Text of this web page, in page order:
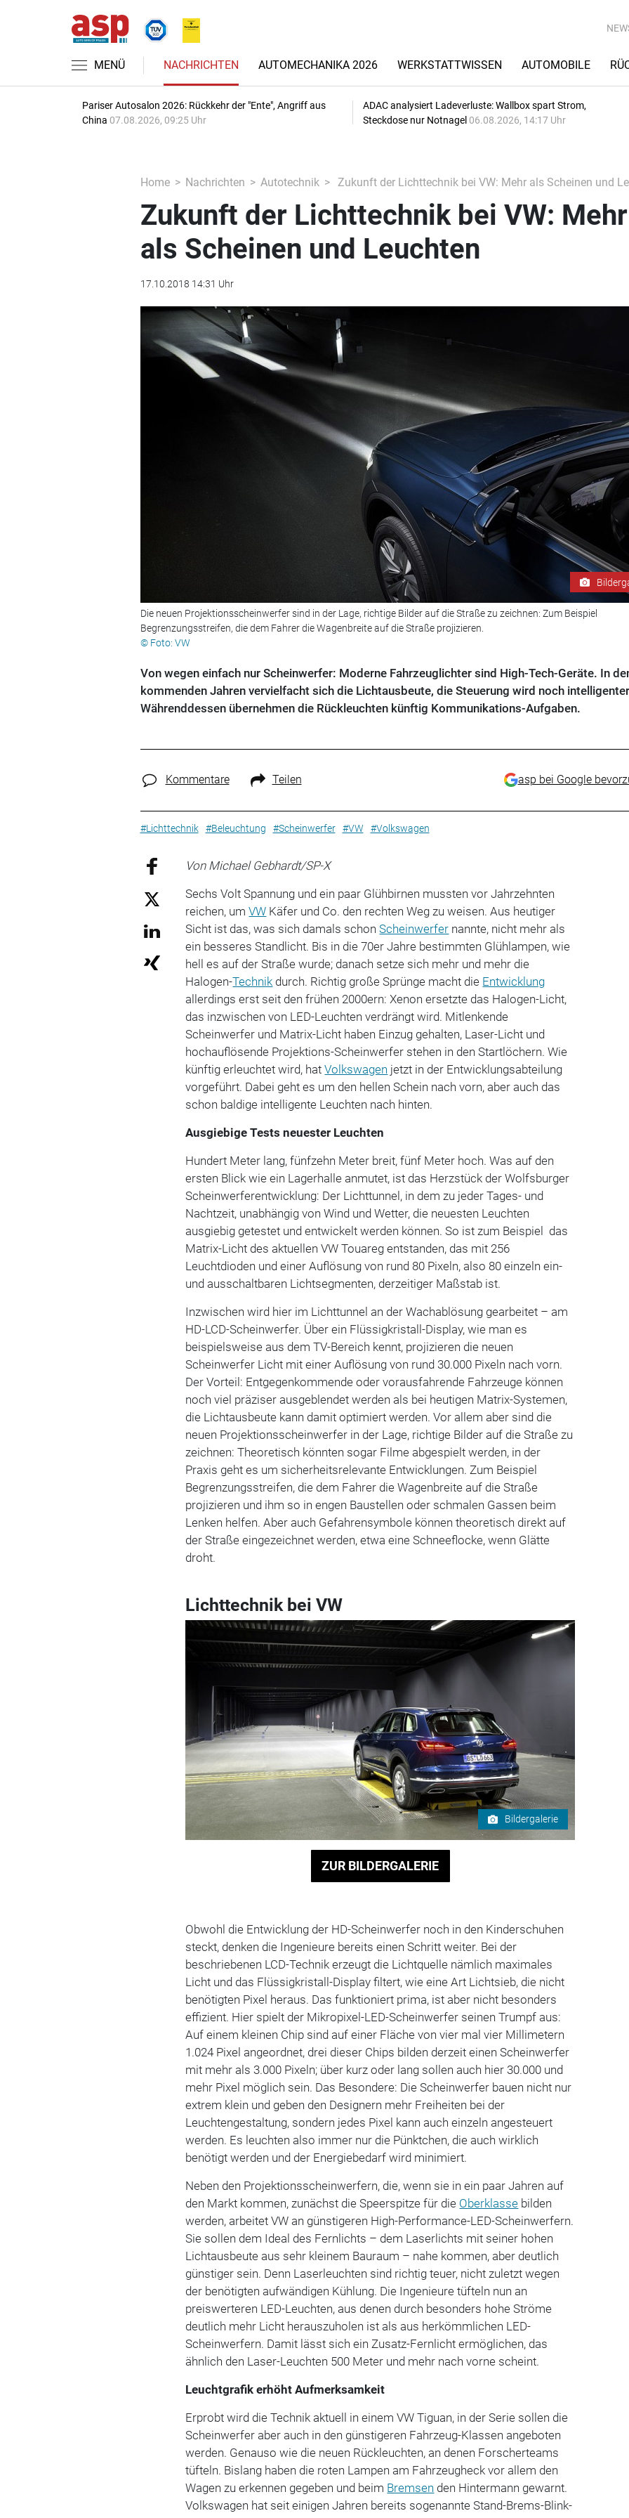
MENÜ NACHRICHTEN AUTOMECHANIKA 2026 WERKSTATTWISSEN AUTOMOBILE
Pariser Autosalon 2026: Rückkehr der "Ente", Angriff aus
China 07.08.2026, 09:25 Uhr
ADAC analysiert Ladeverluste: Wallbox spart Strom,
Steckdose nur Notnagel 06.08.2026, 14:17 Uhr
Home Nachrichten Autotechnik Zukunft der Lichttechnik bei VW: Mehr als Scheinen und
Zukunft der Lichttechnik bei VW: Mehr
als Scheinen und Leuchten
17.10.2018 14:31 Uhr
Die neuen Projektionsscheinwerfer sind in der Lage, richtige Bilder auf die Straße zu zeichnen: Zum Beispiel
Begrenzungsstreifen, die dem Fahrer die Wagenbreite auf die Straße projizieren.
© Foto: VW
Von wegen einfach nur Scheinwerfer: Moderne Fahrzeuglichter sind High-Tech-Geräte. In
kommenden Jahren vervielfacht sich die Lichtausbeute, die Steuerung wird noch
Währenddessen übernehmen die Rückleuchten künftig Kommunikations-Aufgaben.
Kommentare Teilen asp bei Google
#Lichttechnik #Beleuchtung #Scheinwerfer #VW #Volkswagen
Von Michael Gebhardt/SP-X
Sechs Volt Spannung und ein paar Glühbirnen mussten vor Jahrzehnten
reichen, umVW Käfer und Co. den rechten Weg zu weisen. Aus heutiger
Sicht ist das, was sich damals schonScheinwerfer nannte, nicht mehr als
ein besseres Standlicht. Bis in die 70er Jahre bestimmten Glühlampen, wie
hell es auf der Straße wurde; danach setze sich mehr und mehr die
Halogen-Technik durch. Richtig große Sprünge macht die Entwicklung
allerdings erst seit den frühen 2000ern: Xenon ersetzte das Halogen-Licht,
das inzwischen von LED-Leuchten verdrängt wird. Mitlenkende
Scheinwerfer und Matrix-Licht haben Einzug gehalten, Laser-Licht und
hochauflösende Projektions-Scheinwerfer stehen in den Startlöchern. Wie
künftig erleuchtet wird, hatVolkswagen jetzt in der Entwicklungsabteilung
vorgeführt. Dabei geht es um den hellen Schein nach vorn, aber auch das
schon baldige intelligente Leuchten nach hinten.
Ausgiebige Tests neuester Leuchten
Hundert Meter lang, fünfzehn Meter breit, fünf Meter hoch. Was auf den
ersten Blick wie ein Lagerhalle anmutet, ist das Herzstück der Wolfsburger
Scheinwerferentwicklung: Der Lichttunnel, in dem zu jeder Tages- und
Nachtzeit, unabhängig von Wind und Wetter, die neuesten Leuchten
ausgiebig getestet und entwickelt werden können. So ist zum Beispiel das
Matrix-Licht des aktuellen VW Touareg entstanden, das mit 256
Leuchtdioden und einer Auflösung von rund 80 Pixeln, also 80 einzeln ein-
und ausschaltbaren Lichtsegmenten, derzeitiger Maßstab ist.
Inzwischen wird hier im Lichttunnel an der Wachablösung gearbeitet – am
HD-LCD-Scheinwerfer. Über ein Flüssigkristall-Display, wie man es
beispielsweise aus dem TV-Bereich kennt, projizieren die neuen
Scheinwerfer Licht mit einer Auflösung von rund 30.000 Pixeln nach vorn.
Der Vorteil: Entgegenkommende oder vorausfahrende Fahrzeuge können
noch viel präziser ausgeblendet werden als bei heutigen Matrix-Systemen,
die Lichtausbeute kann damit optimiert werden. Vor allem aber sind die
neuen Projektionsscheinwerfer in der Lage, richtige Bilder auf die Straße zu
zeichnen: Theoretisch könnten sogar Filme abgespielt werden, in der
Praxis geht es um sicherheitsrelevante Entwicklungen. Zum Beispiel
Begrenzungsstreifen, die dem Fahrer die Wagenbreite auf die Straße
projizieren und ihm so in engen Baustellen oder schmalen Gassen beim
Lenken helfen. Aber auch Gefahrensymbole können theoretisch direkt auf
der Straße eingezeichnet werden, etwa eine Schneeflocke, wenn Glätte
droht.
Lichttechnik bei VW
Bildergalerie
ZUR BILDERGALERIE
Obwohl die Entwicklung der HD-Scheinwerfer noch in den Kinderschuhen
steckt, denken die Ingenieure bereits einen Schritt weiter. Bei der
beschriebenen LCD-Technik erzeugt die Lichtquelle nämlich maximales
Licht und das Flüssigkristall-Display filtert, wie eine Art Lichtsieb, die nicht
benötigten Pixel heraus. Das funktioniert prima, ist aber nicht besonders
effizient. Hier spielt der Mikropixel-LED-Scheinwerfer seinen Trumpf aus:
Auf einem kleinen Chip sind auf einer Fläche von vier mal vier Millimetern
1.024 Pixel angeordnet, drei dieser Chips bilden derzeit einen Scheinwerfer
mit mehr als 3.000 Pixeln; über kurz oder lang sollen auch hier 30.000 und
mehr Pixel möglich sein. Das Besondere: Die Scheinwerfer bauen nicht nur
extrem klein und geben den Designern mehr Freiheiten bei der
Leuchtengestaltung, sondern jedes Pixel kann auch einzeln angesteuert
werden. Es leuchten also immer nur die Pünktchen, die auch wirklich
benötigt werden und der Energiebedarf wird minimiert.
Neben den Projektionsscheinwerfern, die, wenn sie in ein paar Jahren auf
den Markt kommen, zunächst die Speerspitze für die Oberklasse bilden
werden, arbeitet VW an günstigeren High-Performance-LED-Scheinwerfern.
Sie sollen dem Ideal des Fernlichts – dem Laserlichts mit seiner hohen
Lichtausbeute aus sehr kleinem Bauraum – nahe kommen, aber deutlich
günstiger sein. Denn Laserleuchten sind richtig teuer, nicht zuletzt wegen
der benötigten aufwändigen Kühlung. Die Ingenieure tüfteln nun an
preiswerteren LED-Leuchten, aus denen durch besonders hohe Ströme
deutlich mehr Licht herauszuholen ist als aus herkömmlichen LED-
Scheinwerfern. Damit lässt sich ein Zusatz-Fernlicht ermöglichen, das
ähnlich den Laser-Leuchten 500 Meter und mehr nach vorne scheint.
Leuchtgrafik erhöht Aufmerksamkeit
Erprobt wird die Technik aktuell in einem VW Tiguan, in der Serie sollen die
Scheinwerfer aber auch in den günstigeren Fahrzeug-Klassen angeboten
werden. Genauso wie die neuen Rückleuchten, an denen Forscherteams
tüfteln. Bislang haben die roten Lampen am Fahrzeugheck vor allem den
Wagen zu erkennen gegeben und beim Bremsen den Hintermann gewarnt.
Volkswagen hat seit einigen Jahren bereits sogenannte Stand-Brems-Blink-